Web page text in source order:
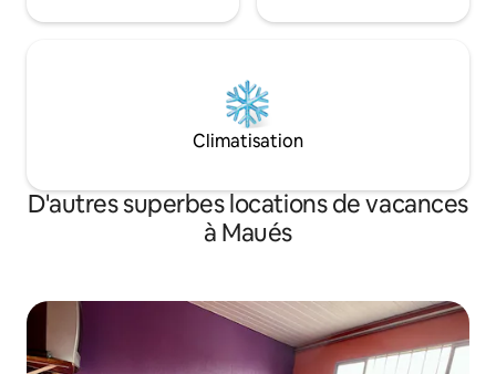
Climatisation
D'autres superbes locations de vacances
à Maués